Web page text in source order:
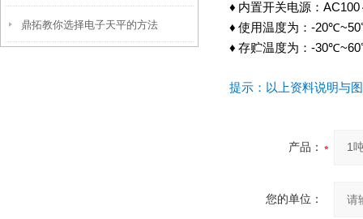
维修
鼎拓教你选择电子天平的方法
♦ 内置开关电源： AC100
♦ 使用温度为： -20℃~50
♦ 存贮温度为： -30℃~60
提示：以上资料说明与
产品：
您的单位：